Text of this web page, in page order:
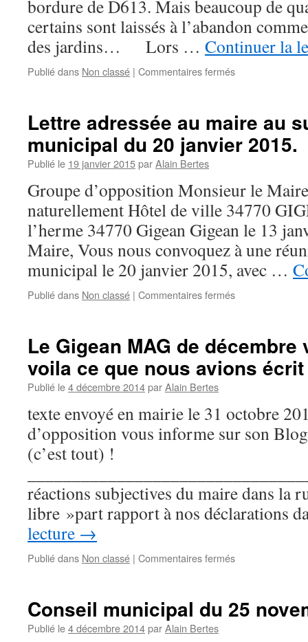
Gigean
MAG
d’octobre.
bordure de D613. Mais beaucoup de
certains sont laissés à l’abandon
des jardins… Lors … Continuer la
Publié dans Non classé | Commentaires fermés
fleurie »,
oui
mais
…
Lettre adressée au maire au
municipal du 20 janvier 2015.
Publié le 19 janvier 2015parAlain Bertes
Groupe d’opposition Monsieur le
naturellement Hôtel de ville 34770
l’herme 34770 Gigean Gigean le 13
Maire, Vous nous convoquez à une
municipal le 20 janvier 2015, avec …
Publié dans Non classé | Commentaires fermés
maire
au
sujet
conseil
municipal
du
Le Gigean MAG de
voila ce que nous avions
Publié le4 décembre 2014parAlain Bertes
texte envoyé en mairie le 31 octobre
d’opposition vous informe sur son
(c’est tout) !
réactions subjectives du maire dans la
libre »part rapport à nos déclarations
lecture →
Publié dans Non classé | Commentaires fermés
de
Conseil municipal du 25
Publié le4 décembre 2014parAlain Bertes